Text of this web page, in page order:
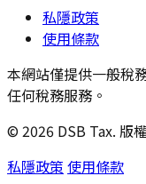
私隱政策
使用條款
本網站僅提供一般稅
任何稅務服務。
© 2026 DSB Tax. 版
私隱政策 使用條款